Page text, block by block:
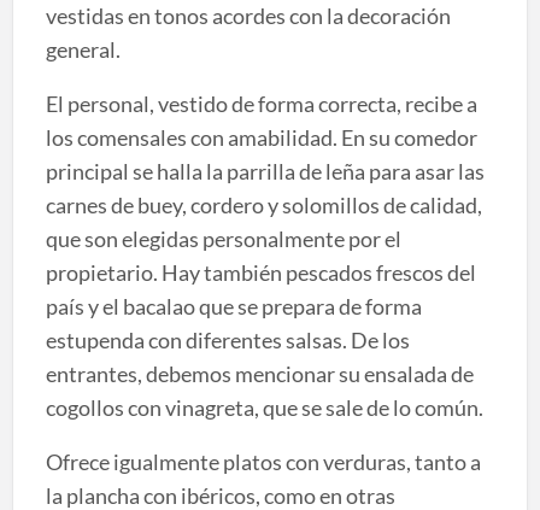
vestidas en tonos acordes con la decoración
general.
El personal, vestido de forma correcta, recibe a
los comensales con amabilidad. En su comedor
principal se halla la parrilla de leña para asar las
carnes de buey, cordero y solomillos de calidad,
que son elegidas personalmente por el
propietario. Hay también pescados frescos del
país y el bacalao que se prepara de forma
estupenda con diferentes salsas. De los
entrantes, debemos mencionar su ensalada de
cogollos con vinagreta, que se sale de lo común.
Ofrece igualmente platos con verduras, tanto a
la plancha con ibéricos, como en otras